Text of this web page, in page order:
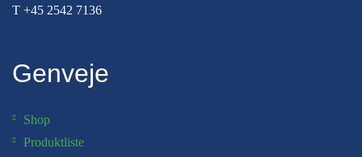
T +45 2542 7136
Genveje
Shop
Produktliste